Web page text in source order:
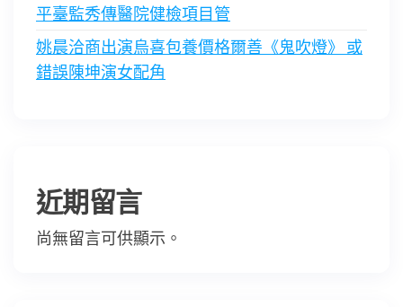
平臺監秀傳醫院健檢項目管
姚晨洽商出演烏喜包養價格爾善《鬼吹燈》 或
錯誤陳坤演女配角
近期留言
尚無留言可供顯示。